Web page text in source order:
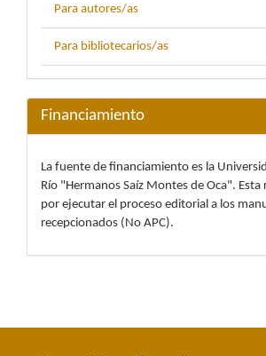
Para autores/as
Para bibliotecarios/as
Financiamiento
La fuente de financiamiento es la
Río "Hermanos Saíz Montes de Oca".
por ejecutar el proceso editorial a los
recepcionados (No APC).